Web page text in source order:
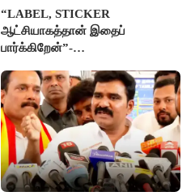
“LABEL, STICKER
ஆட்சியாகத்தான் இதைப்
பார்க்கிறேன்”-